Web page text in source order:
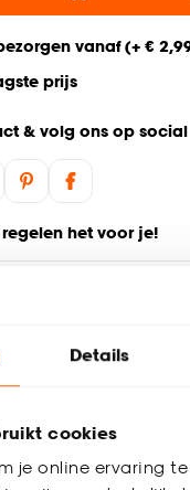
Details
cookies
je online ervaring
vanaf (+ €
prijs
& volg ons op social
het voor je!
dat deze vloer bij de
eenvoudig welke vloer
van de juiste keuze.
3 werkdagen